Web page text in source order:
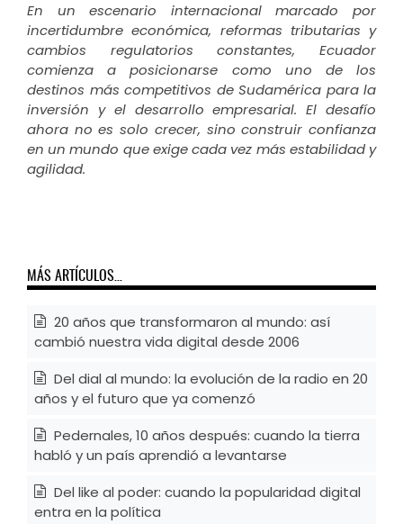
En un escenario internacional marcado por
incertidumbre económica, reformas tributarias y
cambios regulatorios constantes, Ecuador
comienza a posicionarse como uno de los
destinos más competitivos de Sudamérica para la
inversión y el desarrollo empresarial. El desafío
ahora no es solo crecer, sino construir confianza
en un mundo que exige cada vez más estabilidad y
agilidad.
MÁS ARTÍCULOS…
20 años que transformaron al mundo: así
cambió nuestra vida digital desde 2006
Del dial al mundo: la evolución de la radio en 20
años y el futuro que ya comenzó
Pedernales, 10 años después: cuando la tierra
habló y un país aprendió a levantarse
Del like al poder: cuando la popularidad digital
entra en la política